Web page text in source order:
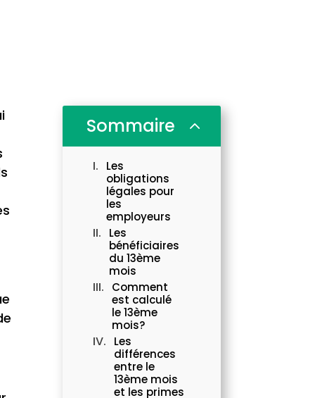
Sommaire 2
Les
obligations
légales pour
les
employeurs
Les
bénéficiaires
du 13ème
mois
Comment
est calculé
le 13ème
mois?
Les
différences
entre le
13ème mois
et les primes